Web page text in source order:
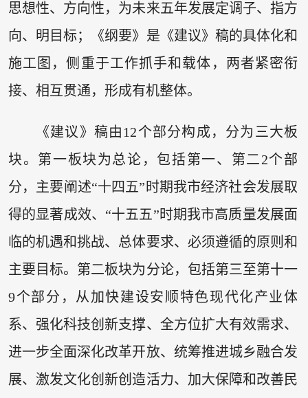
思想性、方向性，为未来五年发展定调子、指方
向、明目标；《纲要》是《建议》稿的具体化和
施工图，侧重于工作抓手和载体，两者紧密衔
接、相互贯通，形成有机整体。
《建议》稿由12个部分构成，分为三大板
块。第一板块为总论，包括第一、第二2个部
分，主要阐述“十四五”时期我市经济社会发展取
得的显著成效、“十五五”时期我市高质量发展面
临的机遇和挑战、总体要求、必须遵循的原则和
主要目标。第二板块为分论，包括第三至第十一
9个部分，从加快建设安顺特色现代化产业体
系、强化科技创新支撑、全方位扩大有效需求、
进一步全面深化改革开放、统筹推进城乡融合发
展、激发文化创新创造活力、加大保障和改善民